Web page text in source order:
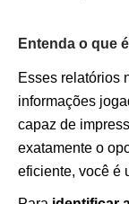
Entenda o que
Esses relatórios
informações
capaz de
exatamente o
eficiente, você é